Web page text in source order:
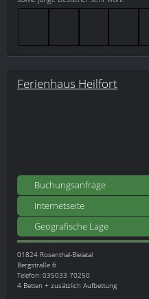
Ferienhaus Heilfort
Buchungsanfrage
Internetseite
Geografische Lage
01824 Rosenthal-Bielatal
Bergstraße 6
Telefon: 035033 70250
4 Betten + zusätzlich Aufbettung